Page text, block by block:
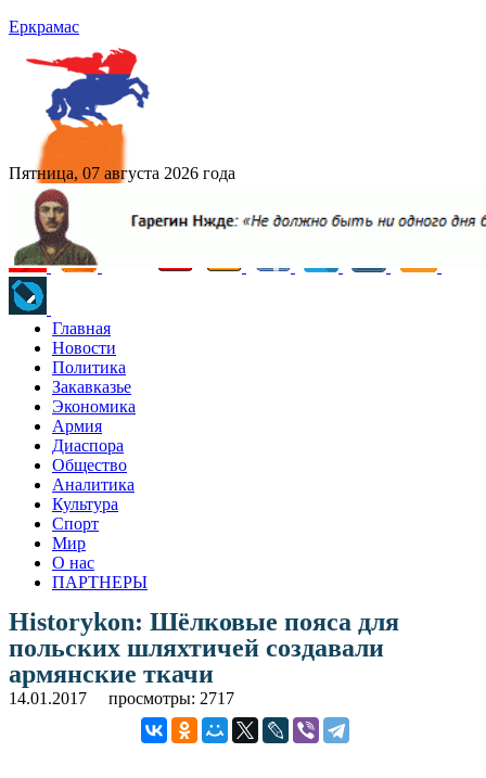
Еркрамас
Пятница, 07 августа 2026 года
Главная
Новости
Политика
Закавказье
Экономика
Армия
Диаспора
Общество
Аналитика
Культура
Спорт
Мир
О нас
ПАРТНЕРЫ
Historykon: Шёлковые пояса для
польских шляхтичей создавали
армянские ткачи
14.01.2017 просмотры: 2717